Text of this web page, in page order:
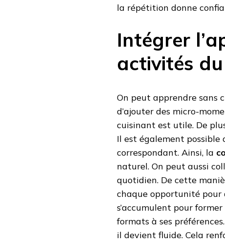
la répétition donne
Intégrer
activités
On peut apprendre sans
d’ajouter des micro-
cuisinant est utile. De
Il est également
correspondant. Ainsi, la
naturel. On peut aussi
quotidien. De cette
chaque opportunité pour
s’accumulent pour
formats à ses
il devient fluide. Cela